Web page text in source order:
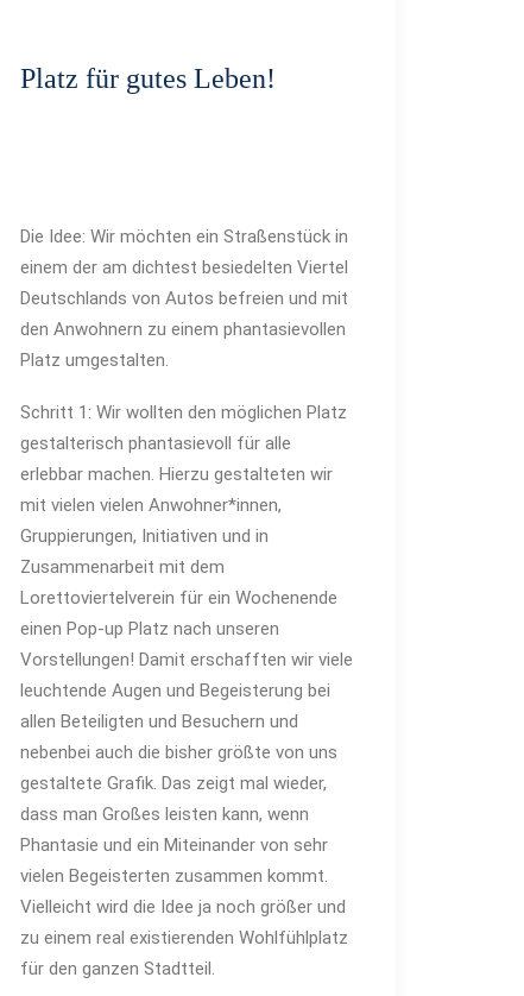
Platz für gutes Leben!
Die Idee: Wir möchten ein Straßenstück in
einem der am dichtest besiedelten Viertel
Deutschlands von Autos befreien und mit
den Anwohnern zu einem phantasievollen
Platz umgestalten.
Schritt 1: Wir wollten den möglichen Platz
gestalterisch phantasievoll für alle
erlebbar machen. Hierzu gestalteten wir
mit vielen vielen Anwohner*innen,
Gruppierungen, Initiativen und in
Zusammenarbeit mit dem
Lorettoviertelverein für ein Wochenende
einen Pop-up Platz nach unseren
Vorstellungen! Damit erschafften wir viele
leuchtende Augen und Begeisterung bei
allen Beteiligten und Besuchern und
nebenbei auch die bisher größte von uns
gestaltete Grafik. Das zeigt mal wieder,
dass man Großes leisten kann, wenn
Phantasie und ein Miteinander von sehr
vielen Begeisterten zusammen kommt.
Vielleicht wird die Idee ja noch größer und
zu einem real existierenden Wohlfühlplatz
für den ganzen Stadtteil.